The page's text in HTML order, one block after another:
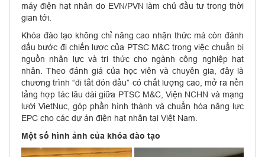
máy điện hạt nhân do EVN/PVN làm chủ đầu tư trong thời
gian tới.
Khóa đào tạo không chỉ nâng cao nhận thức mà còn đánh
dấu bước đi chiến lược của PTSC M&C trong việc chuẩn bị
nguồn nhân lực và tri thức cho ngành công nghiệp hạt
nhân. Theo đánh giá của học viên và chuyên gia, đây là
chương trình “đi tắt đón đầu” có chất lượng cao, mở ra nền
tảng hợp tác lâu dài giữa PTSC M&C, Viện NCHN và mạng
lưới VietNuc, góp phần hình thành và chuẩn hóa năng lực
EPC cho các dự án điện hạt nhân tại Việt Nam.
Một số hình ảnh của khóa đào tạo